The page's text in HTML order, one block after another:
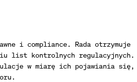
i compliance. Rada otrzymuje
list kontrolnych regulacyjnych.
w miarę ich pojawiania się,